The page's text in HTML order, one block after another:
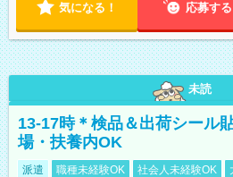
気になる！ 応募する
未読
13-17時＊検品＆出荷シール
場・扶養内OK
派遣 職種未経験OK 社会人未経験OK